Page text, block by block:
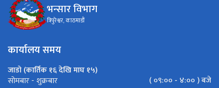
भन्सार विभाग
त्रिपुरेश्वर, काठमाडौं
कार्यालय समय
जाडो (कार्तिक १६ देखि माघ १५)
सोमबार - शुक्रबार
( ०९:०० - ४:०० ) बजे